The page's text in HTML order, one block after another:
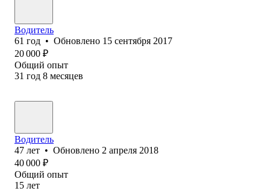
Водитель
61 год • Обновлено 15 сентября 2017
20 000 ₽
Общий опыт
31 год 8 месяцев
Водитель
47 лет • Обновлено 2 апреля 2018
40 000 ₽
Общий опыт
15 лет